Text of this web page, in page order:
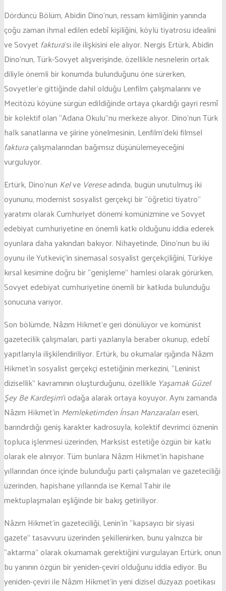
Dördüncü Bölüm, Abidin Dino’nun, ressam kimliğinin yanında
çoğu zaman ihmal edilen edebî kişiliğini, köylü tiyatrosu idealini
ve Sovyet faktura’sı ile ilişkisini ele alıyor. Nergis Ertürk, Abidin
Dino’nun, Türk-Sovyet alışverişinde, özellikle nesnelerin ortak
diliyle önemli bir konumda bulunduğunu öne sürerken,
Sovyetler’e gittiğinde dahil olduğu Lenfilm çalışmalarını ve
Mecitözü köyüne sürgün edildiğinde ortaya çıkardığı gayri resmî
bir kolektif olan “Adana Okulu”nu merkeze alıyor. Dino’nun Türk
halk sanatlarına ve şiirine yönelmesinin, Lenfilm’deki filmsel
fakturaçalışmalarından bağımsız düşünülemeyeceğini
vurguluyor.
Ertürk, Dino’nun Kelve Vereseadında, bugün unutulmuş iki
oyununu, modernist sosyalist gerçekçi bir “öğretici tiyatro”
yaratımı olarak Cumhuriyet dönemi komünizmine ve Sovyet
edebiyat cumhuriyetine en önemli katkı olduğunu iddia ederek
oyunlara daha yakından bakıyor. Nihayetinde, Dino’nun bu iki
oyunu ile Yutkeviç’in sinemasal sosyalist gerçekçiliğini, Türkiye
kırsal kesimine doğru bir “genişleme” hamlesi olarak görürken,
Sovyet edebiyat cumhuriyetine önemli bir katkıda bulunduğu
sonucuna varıyor.
Son bölümde, Nâzım Hikmet’e geri dönülüyor ve komünist
gazetecilik çalışmaları, parti yazılarıyla beraber okunup, edebî
yapıtlarıyla ilişkilendiriliyor. Ertürk, bu okumalar ışığında Nâzım
Hikmet’in sosyalist gerçekçi estetiğinin merkezini, “Leninist
dizisellik” kavramının oluşturduğunu, özellikle Yaşamak Güzel
Şey Be Kardeşim’i odağa alarak ortaya koyuyor. Aynı zamanda
Nâzım Hikmet’in Memleketimden İnsan Manzaralarıeseri,
barındırdığı geniş karakter kadrosuyla, kolektif devrimci öznenin
topluca işlenmesi üzerinden, Marksist estetiğe özgün bir katkı
olarak ele alınıyor. Tüm bunlara Nâzım Hikmet’in hapishane
yıllarından önce içinde bulunduğu parti çalışmaları ve gazeteciliği
üzerinden, hapishane yıllarında ise Kemal Tahir ile
mektuplaşmaları eşliğinde bir bakış getiriliyor.
Nâzım Hikmet’in gazeteciliği, Lenin’in “kapsayıcı bir siyasi
gazete” tasavvuru üzerinden şekillenirken, bunu yalnızca bir
“aktarma” olarak okumamak gerektiğini vurgulayan Ertürk, onun
bu yanının özgün bir yeniden-çeviri olduğunu iddia ediyor. Bu
yeniden-çeviri ile Nâzım Hikmet’in yeni dizisel düzyazı poetikası